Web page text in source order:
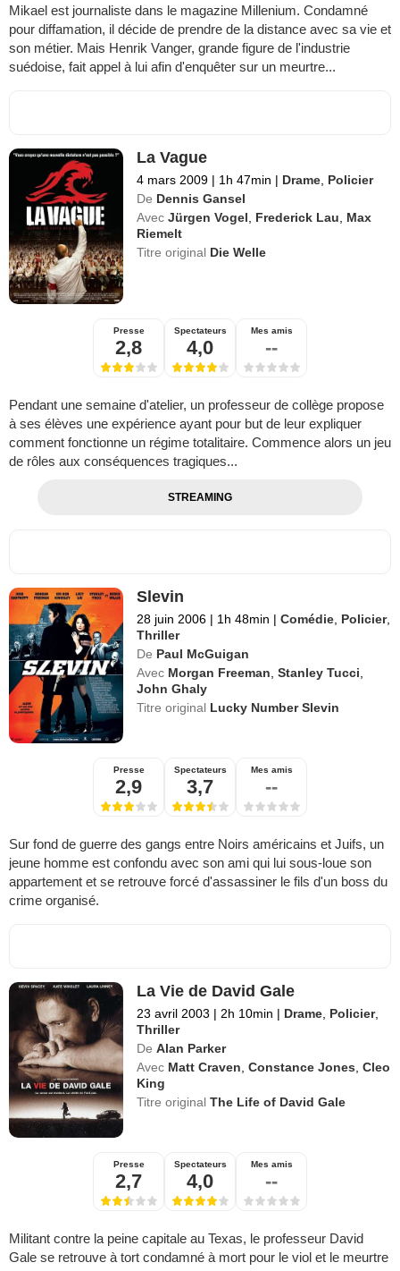
Mikael est journaliste dans le magazine Millenium. Condamné
pour diffamation, il décide de prendre de la distance avec sa vie et
son métier. Mais Henrik Vanger, grande figure de l'industrie
suédoise, fait appel à lui afin d'enquêter sur un meurtre...
La Vague
4 mars 2009 | 1h 47min | Drame Policier
De Dennis Gansel
Avec Jürgen Vogel Frederick Lau
Max
Riemelt
Titre original Die Welle
Presse
2,8
Spectateurs
4,0
Mes amis
--
Pendant une semaine d'atelier, un professeur de collège propose
à ses élèves une expérience ayant pour but de leur expliquer
comment fonctionne un régime totalitaire. Commence alors un jeu
de rôles aux conséquences tragiques...
STREAMING
Slevin
28 juin 2006 | 1h 48min | Comédie Policier,
Thriller
De Paul McGuigan
Avec Morgan Freeman ,Stanley Tucci
John Ghaly
Titre original Lucky Number Slevin
Presse
2,9
Spectateurs
3,7
Mes amis
--
Sur fond de guerre des gangs entre Noirs américains et Juifs, un
jeune homme est confondu avec son ami qui lui sous-loue son
appartement et se retrouve forcé d'assassiner le fils d'un boss du
crime organisé.
La Vie de David Gale
23 avril 2003 | 2h 10min | Drame Policier,
Thriller
De Alan Parker
Avec Matt Craven ,Constance Jones ,Cleo
King
Titre originalThe Life of David Gale
Presse
2,7
Spectateurs
4,0
Mes amis
--
Militant contre la peine capitale au Texas, le professeur David
Gale se retrouve à tort condamné à mort pour le viol et le meurtre